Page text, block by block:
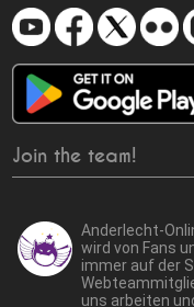
Join the team!
Anderlecht-
wird von Fans
immer auf der
uns arbeiten